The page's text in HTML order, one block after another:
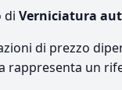
di Verniciatura
di prezzo
rappresenta un